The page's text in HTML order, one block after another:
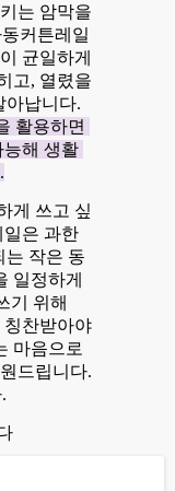
는 암막을
커튼레일
균일하게
고, 열렸을
아납니다.
활용하면
능해 생활
게 쓰고 싶
일은 과한
는 작은 동
일정하게
기 위해
칭찬받아야
마음으로
드립니다.